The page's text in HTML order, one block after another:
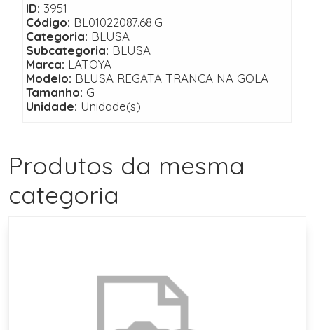
ID: 3951
Código: BL01022087.68.G
Categoria: BLUSA
Subcategoria: BLUSA
Marca: LATOYA
Modelo: BLUSA REGATA TRANCA NA GOLA
Tamanho: G
Unidade: Unidade(s)
Produtos da mesma
categoria